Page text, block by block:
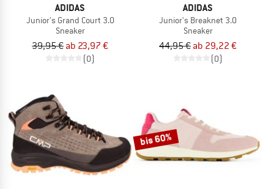
ADIDAS
Junior's Grand Court 3.0
Sneaker
39,95 € ab 23,97 €
(0)
ADIDAS
Junior's Breaknet 3.0
Sneaker
44,95 € ab 29,22 €
(0)
bis 60%